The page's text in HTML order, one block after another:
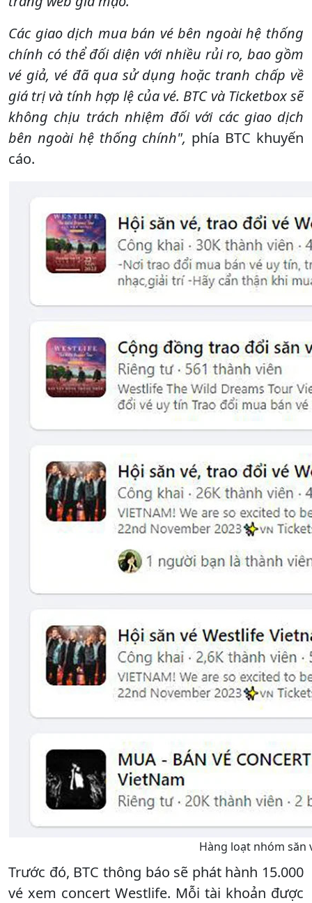
Các giao dịch mua bán vé bên ngoài hệ thống
chính có thể đối diện với nhiều rủi ro, bao gồm
vé giả, vé đã qua sử dụng hoặc tranh chấp về
giá trị và tính hợp lệ của vé. BTC và Ticketbox sẽ
không chịu trách nhiệm đối với các giao dịch
bên ngoài hệ thống chính", phía BTC khuyến
cáo.
Hàng loạt nhóm săn
Trước đó, BTC thông báo sẽ phát hành 15.000
vé xem concert Westlife. Mỗi tài khoản được